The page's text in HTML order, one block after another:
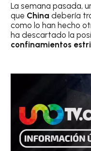
La semana pasada,
que Chinadebería
como lo han hecho
ha descartado la
confinamientos